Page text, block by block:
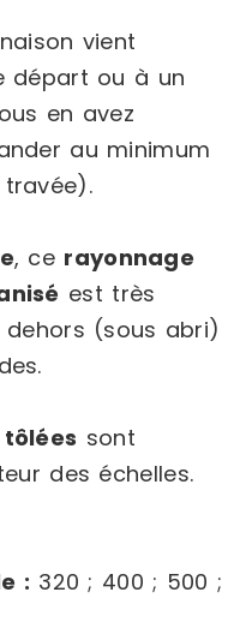
vient
départ ou à un
en avez
au minimum
, ce rayonnage
est très
(sous abri)
sont
des échelles.
: 320 ; 400 ; 500 ;